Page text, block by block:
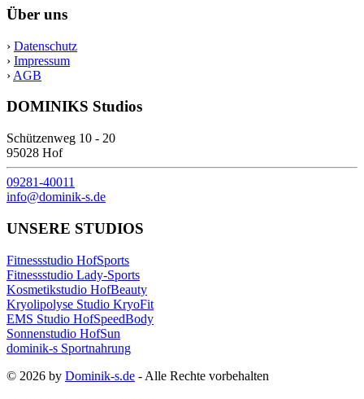
Über uns
› Datenschutz
› Impressum
› AGB
DOMINIKS Studios
Schützenweg 10 - 20
95028 Hof
09281-40011
info@dominik-s.de
UNSERE STUDIOS
Fitnessstudio HofSports
Fitnessstudio Lady-Sports
Kosmetikstudio HofBeauty
Kryolipolyse Studio KryoFit
EMS Studio HofSpeedBody
Sonnenstudio HofSun
dominik-s Sportnahrung
© 2026 by Dominik-s.de - Alle Rechte vorbehalten